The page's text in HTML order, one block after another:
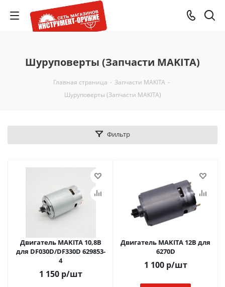
Шуруповерты (Запчасти MAKITA)
Главная страница - Запчасти MAKITA -
Шуруповерты (Запчасти MAKITA)
Фильтр
Двигатель MAKITA 10,8B
для DF030D/DF330D 629853-
4
1 150р/шт
Двигатель MAKITA 12В для
6270D
1 100р/шт